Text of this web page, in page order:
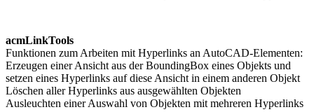
acmLinkTools
Funktionen zum Arbeiten mit Hyperlinks an AutoCAD-Elementen:
Erzeugen einer Ansicht aus der BoundingBox eines Objekts und
setzen eines Hyperlinks auf diese Ansicht in einem anderen Objekt
Löschen aller Hyperlinks aus ausgewählten Objekten
Ausleuchten einer Auswahl von Objekten mit mehreren Hyperlinks